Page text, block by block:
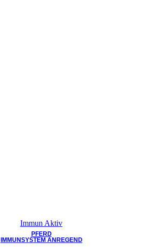
Immun Aktiv
PFERD
IMMUNSYSTEM ANREGEND